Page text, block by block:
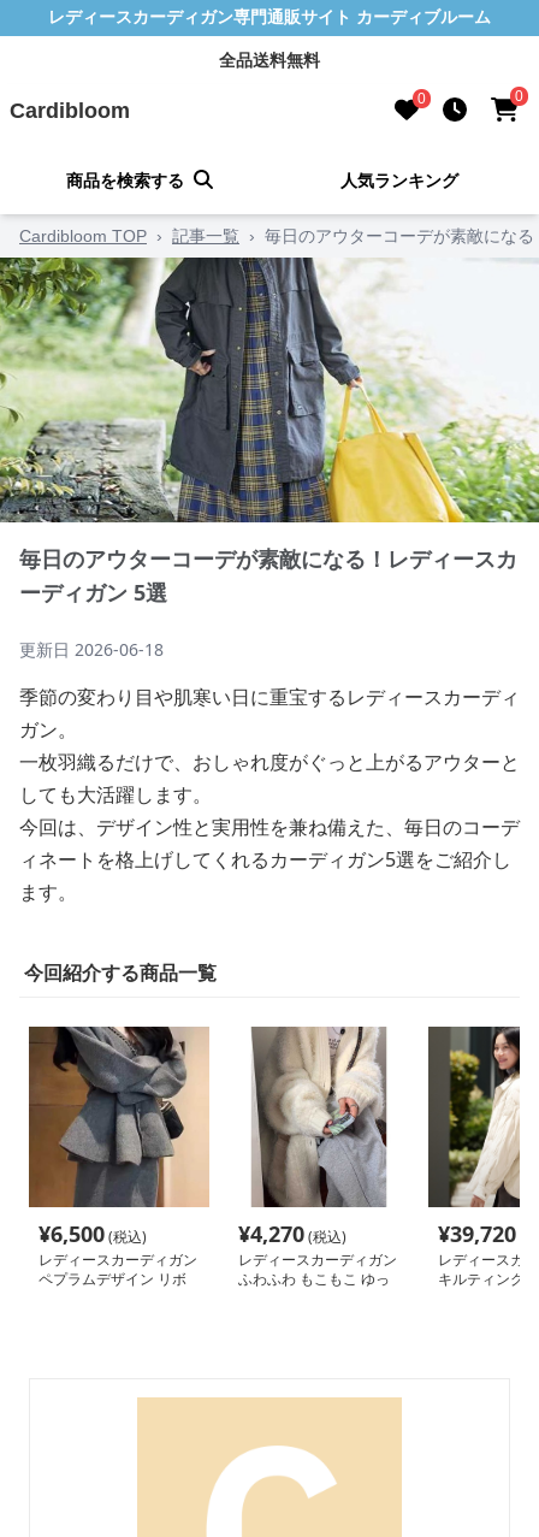
レディースカーディガン専門通販サイト カーディブルーム
全品送料無料
Cardibloom 0 0
商品を検索する 人気ランキング
Cardibloom TOP › 記事一覧 › 毎日のアウターコーデが素敵にな
毎日のアウターコーデが素敵になる！レディースカ
ーディガン 5選
更新日 2026-06-18
季節の変わり目や肌寒い日に重宝するレディースカーディ
ガン。
一枚羽織るだけで、おしゃれ度がぐっと上がるアウターと
しても大活躍します。
今回は、デザイン性と実用性を兼ね備えた、毎日のコーデ
ィネートを格上げしてくれるカーディガン5選をご紹介し
ます。
今回紹介する商品一覧
¥6,500(税込)
レディースカーディガン
ペプラムデザイン リボ
¥4,270(税込)
レディースカーディガン
ふわふわ もこもこ ゆっ
¥39,720
レディースカ
キルティング